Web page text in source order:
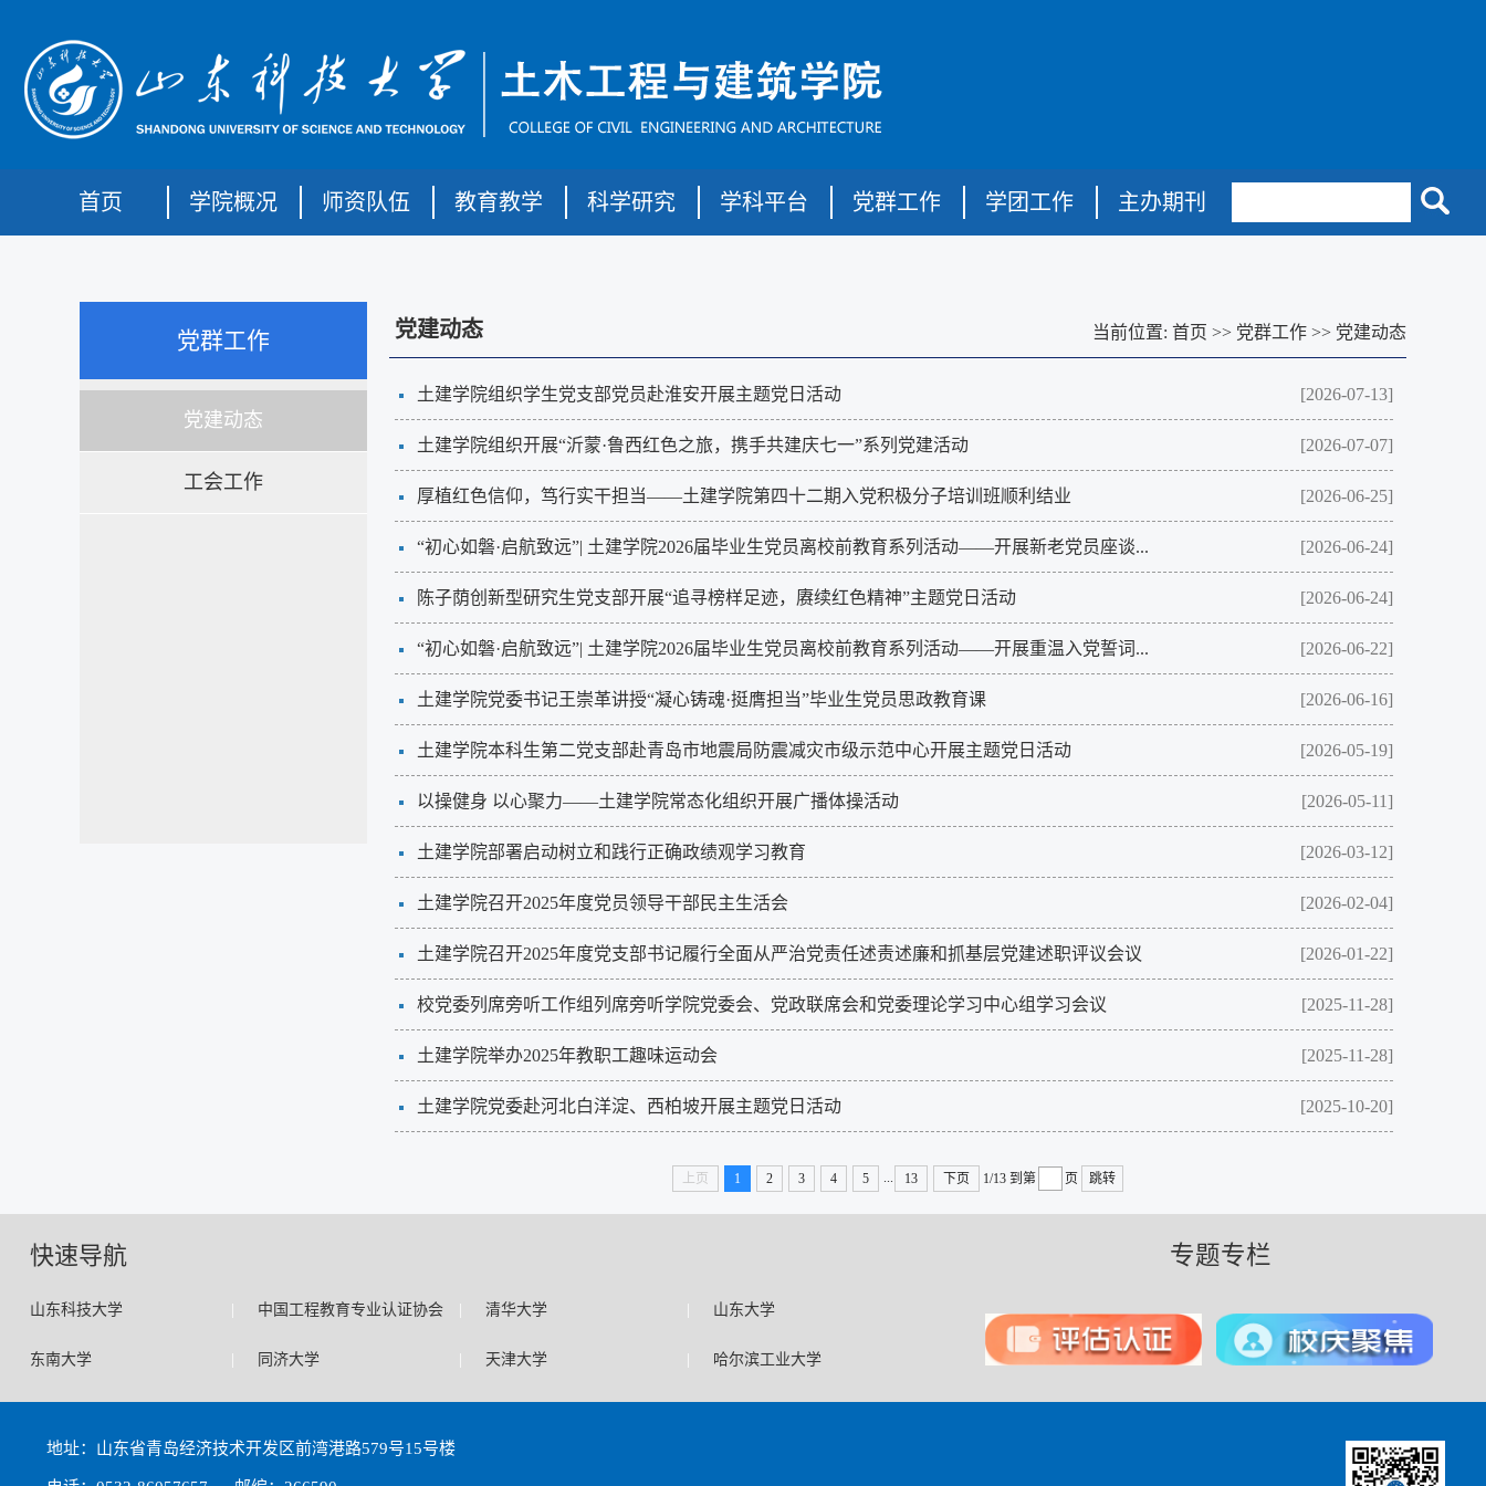
首页 学院概况 师资队伍 教育教学 科学研究 学科平台 党群工作 学团工作 主办期刊
党群工作
党建动态
工会工作
党建动态 当前位置: 首页 >> 党群工作 >> 党建动态
[2026-07-13]
土建学院组织学生党支部党员赴淮安开展主题党日活动
[2026-07-07]
土建学院组织开展“沂蒙·鲁西红色之旅，携手共建庆七一”系列党建活动
[2026-06-25]
厚植红色信仰，笃行实干担当——土建学院第四十二期入党积极分子培训班顺利结业
[2026-06-24]
“初心如磐·启航致远”| 土建学院2026届毕业生党员离校前教育系列活动——开展新老党员座谈...
[2026-06-24]
陈子荫创新型研究生党支部开展“追寻榜样足迹，赓续红色精神”主题党日活动
[2026-06-22]
“初心如磐·启航致远”| 土建学院2026届毕业生党员离校前教育系列活动——开展重温入党誓词...
[2026-06-16]
土建学院党委书记王崇革讲授“凝心铸魂·挺膺担当”毕业生党员思政教育课
[2026-05-19]
土建学院本科生第二党支部赴青岛市地震局防震减灾市级示范中心开展主题党日活动
[2026-05-11]
以操健身 以心聚力——土建学院常态化组织开展广播体操活动
[2026-03-12]
土建学院部署启动树立和践行正确政绩观学习教育
[2026-02-04]
土建学院召开2025年度党员领导干部民主生活会
[2026-01-22]
土建学院召开2025年度党支部书记履行全面从严治党责任述责述廉和抓基层党建述职评议会议
[2025-11-28]
校党委列席旁听工作组列席旁听学院党委会、党政联席会和党委理论学习中心组学习会议
[2025-11-28]
土建学院举办2025年教职工趣味运动会
[2025-10-20]
土建学院党委赴河北白洋淀、西柏坡开展主题党日活动
上页 1 2 3 4 5 13 下页 1/13 到第 页 跳转
快速导航
山东科技大学 | 中国工程教育专业认证协会 | 清华大学 | 山东大学
东南大学 | 同济大学 | 天津大学 | 哈尔滨工业大学
专题专栏
地址：山东省青岛经济技术开发区前湾港路579号15号楼